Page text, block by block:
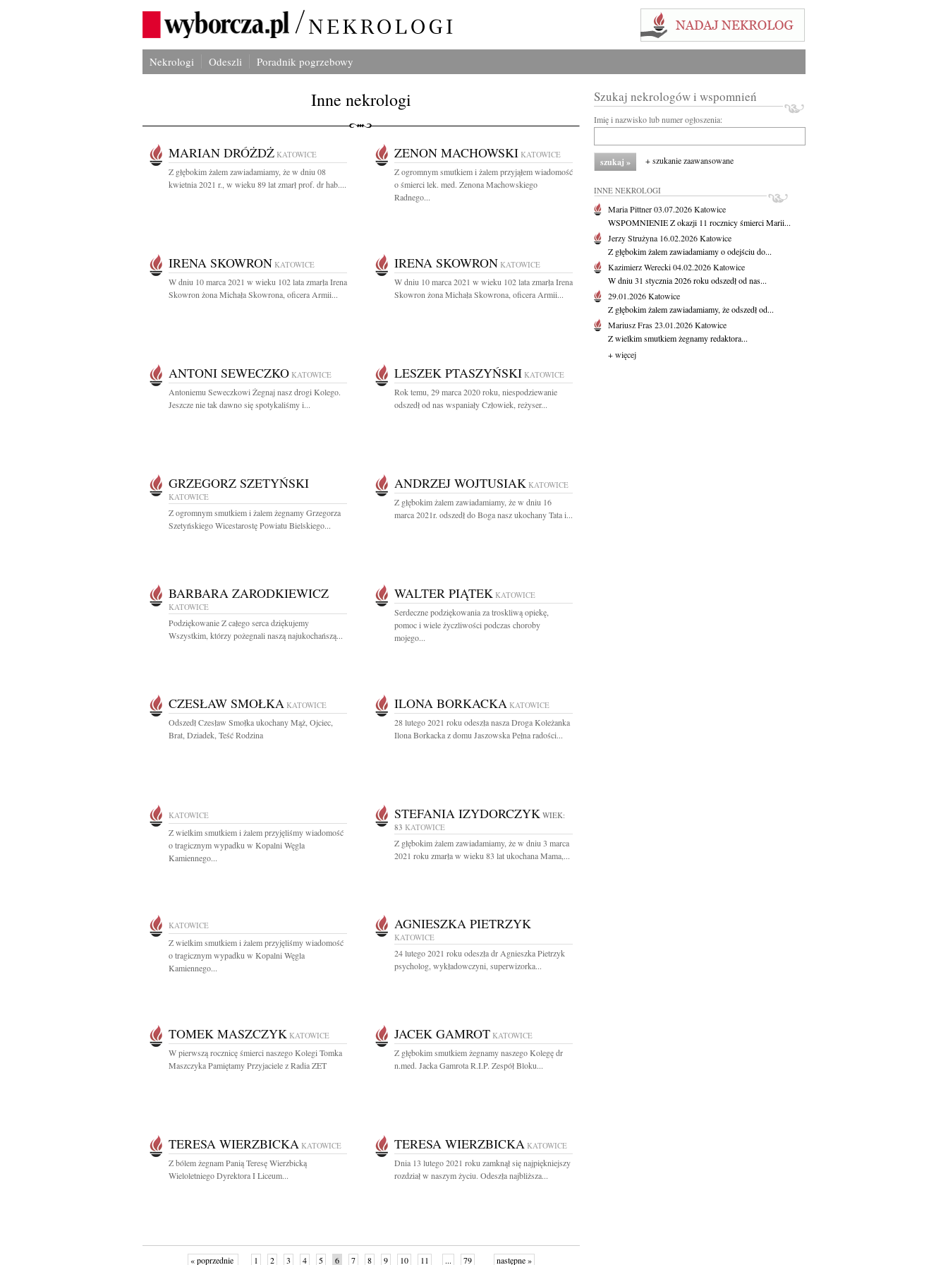
Nekrologi Odeszli Poradnik pogrzebowy
Inne nekrologi
MARIAN DRÓŻDŻ KATOWICE
Z głębokim żalem zawiadamiamy, że w dniu 08
kwietnia 2021 r., w wieku 89 lat zmarł prof. dr hab....
ZENON MACHOWSKI KATOWICE
Z ogromnym smutkiem i żalem przyjąłem wiadomość
o śmierci lek. med. Zenona Machowskiego
Radnego...
IRENA SKOWRON KATOWICE
W dniu 10 marca 2021 w wieku 102 lata zmarła Irena
Skowron żona Michała Skowrona, oficera Armii...
IRENA SKOWRON KATOWICE
W dniu 10 marca 2021 w wieku 102 lata zmarła Irena
Skowron żona Michała Skowrona, oficera Armii...
ANTONI SEWECZKO KATOWICE
Antoniemu Seweczkowi Żegnaj nasz drogi Kolego.
Jeszcze nie tak dawno się spotykaliśmy i...
LESZEK PTASZYŃSKI KATOWICE
Rok temu, 29 marca 2020 roku, niespodziewanie
odszedł od nas wspaniały Człowiek, reżyser...
GRZEGORZ SZETYŃSKI
KATOWICE
Z ogromnym smutkiem i żalem żegnamy Grzegorza
Szetyńskiego Wicestarostę Powiatu Bielskiego...
ANDRZEJ WOJTUSIAK KATOWICE
Z głębokim żalem zawiadamiamy, że w dniu 16
marca 2021r. odszedł do Boga nasz ukochany Tata i...
BARBARA ZARODKIEWICZ
KATOWICE
Podziękowanie Z całego serca dziękujemy
Wszystkim, którzy pożegnali naszą najukochańszą...
WALTER PIĄTEK KATOWICE
Serdeczne podziękowania za troskliwą opiekę,
pomoc i wiele życzliwości podczas choroby
mojego...
CZESŁAW SMOŁKA KATOWICE
Odszedł Czesław Smołka ukochany Mąż, Ojciec,
Brat, Dziadek, Teść Rodzina
ILONA BORKACKA KATOWICE
28 lutego 2021 roku odeszła nasza Droga Koleżanka
Ilona Borkacka z domu Jaszowska Pełna radości...
KATOWICE
Z wielkim smutkiem i żalem przyjęliśmy wiadomość
o tragicznym wypadku w Kopalni Węgla
Kamiennego...
STEFANIA IZYDORCZYK WIEK:
83 KATOWICE
Z głębokim żalem zawiadamiamy, że w dniu 3 marca
2021 roku zmarła w wieku 83 lat ukochana Mama,...
KATOWICE
Z wielkim smutkiem i żalem przyjęliśmy wiadomość
o tragicznym wypadku w Kopalni Węgla
Kamiennego...
AGNIESZKA PIETRZYK
KATOWICE
24 lutego 2021 roku odeszła dr Agnieszka Pietrzyk
psycholog, wykładowczyni, superwizorka...
TOMEK MASZCZYK KATOWICE
W pierwszą rocznicę śmierci naszego Kolegi Tomka
Maszczyka Pamiętamy Przyjaciele z Radia ZET
JACEK GAMROT KATOWICE
Z głębokim smutkiem żegnamy naszego Kolegę dr
n.med. Jacka Gamrota R.I.P. Zespół Bloku...
TERESA WIERZBICKA KATOWICE
Z bólem żegnam Panią Teresę Wierzbicką
Wieloletniego Dyrektora I Liceum...
TERESA WIERZBICKA KATOWICE
Dnia 13 lutego 2021 roku zamknął się najpiękniejszy
rozdział w naszym życiu. Odeszła najbliższa...
« poprzednie 1 2 3 4 5 6 7 8 9 10 11 ... 79 następne »
Szukaj nekrologów i wspomnień
Imię i nazwisko lub numer ogłoszenia:
+ szukanie zaawansowane
INNE NEKROLOGI
Maria Pittner03.07.2026Katowice
WSPOMNIENIE Z okazji 11 rocznicy śmierci Marii...
Jerzy Strużyna 16.02.2026Katowice
Z głębokim żalem zawiadamiamy o odejściu do...
Kazimierz Werecki04.02.2026Katowice
W dniu 31 stycznia 2026 roku odszedł od nas...
29.01.2026Katowice
Z głębokim żalem zawiadamiamy, że odszedł od...
Mariusz Fras23.01.2026Katowice
Z wielkim smutkiem żegnamy redaktora...
+ więcej